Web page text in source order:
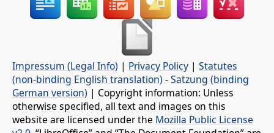
Impressum (Legal Info) | Privacy Policy | Statutes
(non-binding English translation) -Satzung (binding
German version) | Copyright information: Unless
otherwise specified, all text and images on this
website are licensed under the Mozilla Public License